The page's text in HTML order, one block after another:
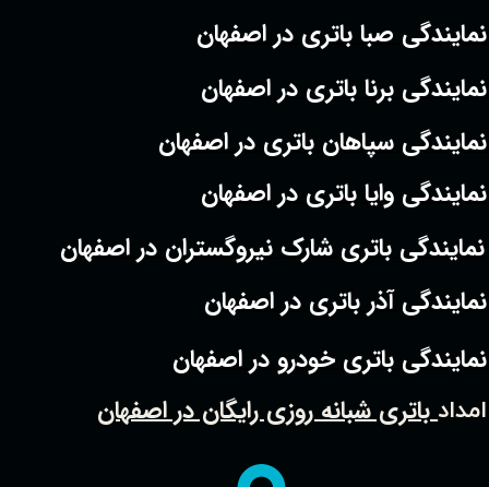
نمایندگی صبا باتری در اصفهان
نمایندگی برنا باتری در اصفهان
نمایندگی سپاهان باتری در اصفهان
نمایندگی وایا باتری در اصفهان
نمایندگی آذر باتری در اصفهان
نمایندگی باتری شارک نیروگستران در اصفهان
نمایندگی باتری خودرو در اصفهان
امدادباتری شبانه روزی رایگان در اصفهان